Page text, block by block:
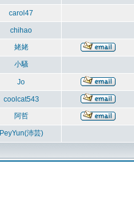
carol47
chihao
姥姥
小騷
Jo
coolcat543
阿哲
PeyYun(沛芸)